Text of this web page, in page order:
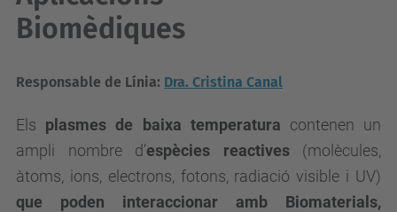
Biomèdiques
Responsable de Línia: Dra. Cristina Canal
Els plasmes de baixa temperatura contenen un
ampli nombre d’espècies reactives(molècules,
àtoms, ions, electrons, fotons, radiació visible i UV)
que poden interaccionar amb Biomaterials,